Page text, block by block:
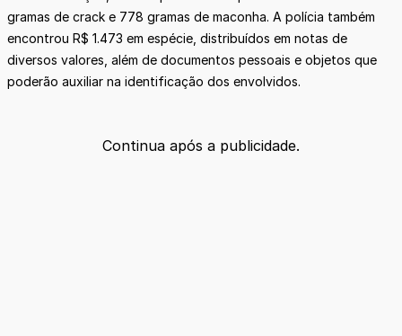
gramas de crack e 778 gramas de maconha. A polícia também
encontrou R$ 1.473 em espécie, distribuídos em notas de
diversos valores, além de documentos pessoais e objetos que
poderão auxiliar na identificação dos envolvidos.
Continua após a publicidade.